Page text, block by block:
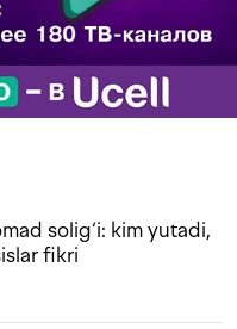
solig‘i: kim yutadi,
fikri